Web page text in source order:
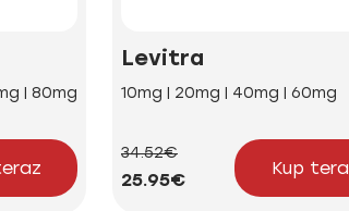
| 80mg
Levitra
10mg | 20mg | 40mg | 60mg
34.52€
25.95€
Kup